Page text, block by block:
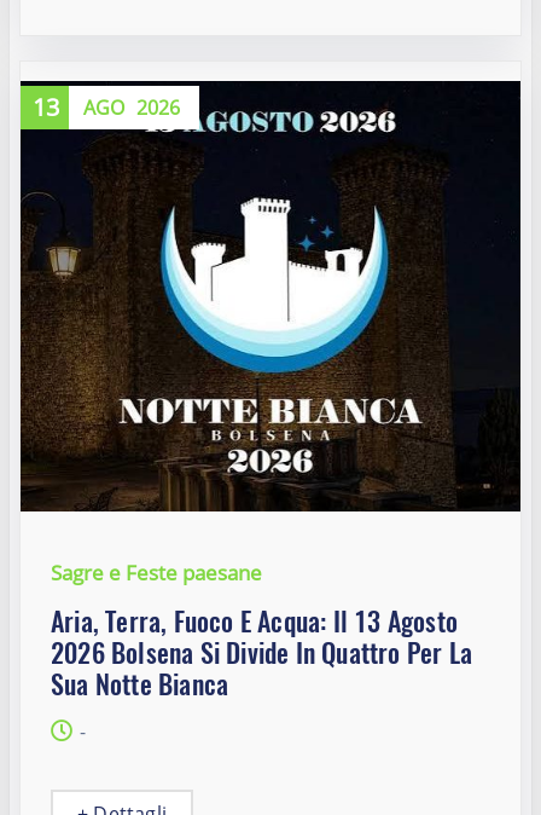
13 AGO 2026
Sagre e Feste paesane
Aria, Terra, Fuoco E Acqua: Il 13 Agosto
2026 Bolsena Si Divide In Quattro Per La
Sua Notte Bianca
-